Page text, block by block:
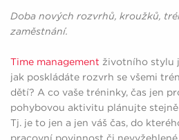
Doba nových rozvrhů, kroužků,
zaměstnání.
Time management životního stylu
jak poskládáte rozvrh se všemi
dětí? A co vaše tréninky, čas jen
pohybovou aktivitu plánujte
Tj. je to jen a jen váš čas, do
pracovní povinnost či